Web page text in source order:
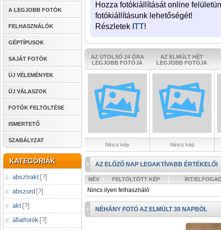
A LEGJOBB FOTÓK
FELHASZNÁLÓK
GÉPTÍPUSOK
SAJÁT FOTÓK
ÚJ VÉLEMÉNYEK
ÚJ VÁLASZOK
FOTÓK FELTÖLTÉSE
ISMERTETŐ
SZABÁLYZAT
KATEGÓRIÁK
absztrakt [?]
abszurd [?]
akt [?]
állatfotók [?]
Hozza fotókiállítását online
fotókiállításunk lehetőségét!
Részletek ITT!
AZ UTOLSÓ 24 ÓRA
LEGJOBB FOTÓJA
AZ ELMÚLT HÉT
LEGJOBB FOTÓJA
Nincs kép Nincs kép
AZ ELŐZŐ NAP LEGAKTÍVABB ÉRTÉKELŐI
NÉV FELTÖLTÖTT KÉP ÍRT/
Nincs ilyen felhasználó
NÉHÁNY FOTÓ AZ ELMÚLT 30 NAPBÓL